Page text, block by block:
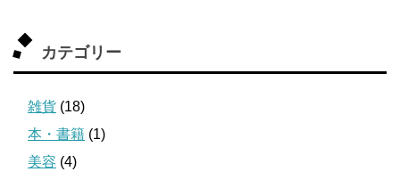
カテゴリー
雑貨 (18)
本・書籍 (1)
美容 (4)